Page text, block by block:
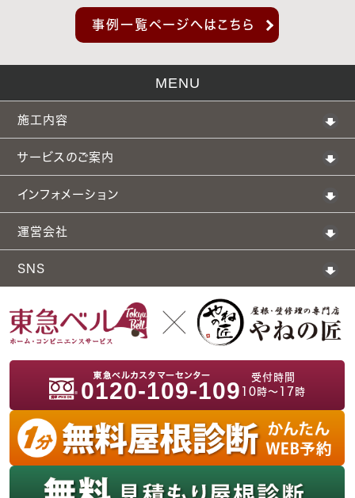
事例一覧ページへはこちら
MENU
施工内容
サービスのご案内
インフォメーション
運営会社
SNS
0120-109-109
受付時間
10時～17時